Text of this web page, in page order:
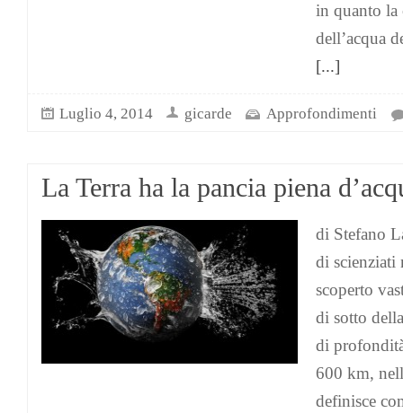
in quanto la
dell’acqua
[...]
Luglio 4, 2014 gicarde Approfondimenti
La Terra ha la pancia piena
di Stefano
di scienziati
scoperto
di sotto
di
600 km,
definisce